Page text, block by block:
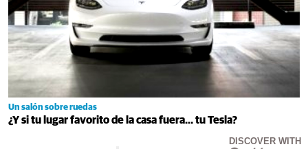
Un salón sobre ruedas
¿Y si tu lugar favorito de la casa fuera… tu Tesla?
DISCOVER WITH